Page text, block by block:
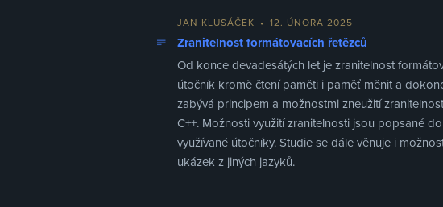
JAN KLUSÁČEK • 12. ÚNORA 2025
Zranitelnost formátovacích řetězců
Od konce devadesátých let je zranitelnost
útočník kromě čtení paměti i paměť měnit a
zabývá principem a možnostmi zneužití
C++. Možnosti využití zranitelnosti jsou popsané
využívané útočníky. Studie se dále věnuje i
ukázek z jiných jazyků.